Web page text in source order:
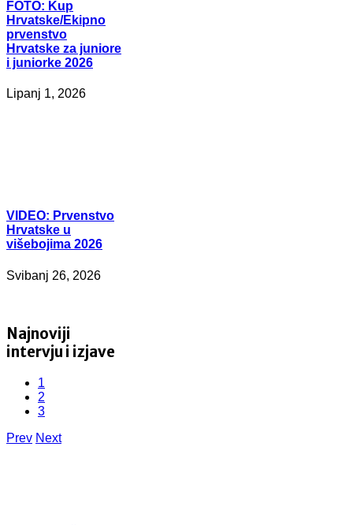
FOTO: Kup
Hrvatske/Ekipno
prvenstvo
Hrvatske za juniore
i juniorke 2026
Lipanj 1, 2026
VIDEO: Prvenstvo
Hrvatske u
višebojima 2026
Svibanj 26, 2026
Najnoviji
intervju i izjave
1
2
3
Prev Next